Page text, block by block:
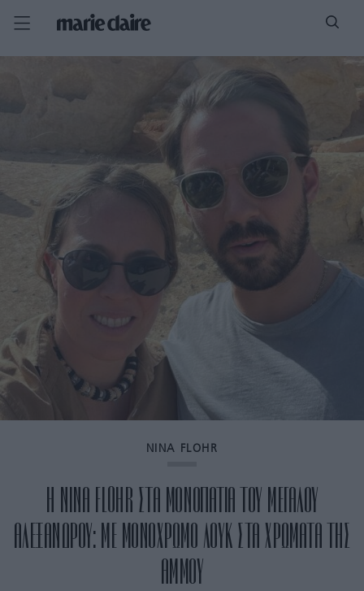
NINA FLOHR
Η NINA FLOHR ΣΤΑ ΜΟΝΟΠΑΤΙΑ ΤΟΥ ΜΕΓΑΛΟΥ
ΑΛΕΞΑΝΔΡΟΥ: ΜΕ ΜΟΝΟΧΡΩΜΟ ΛΟΥΚ ΣΤΑ ΧΡΩΜΑΤΑ ΤΗΣ
ΑΜΜΟΥ